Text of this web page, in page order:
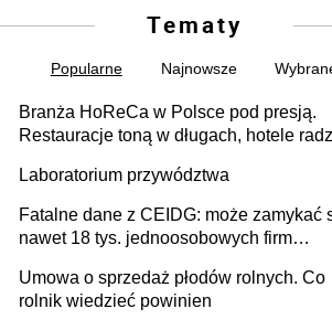
Tematy
Popularne Najnowsze
Branża HoReCa w Polsce pod presją.
Restauracje toną w długach, hotele
Laboratorium przywództwa
Fatalne dane z CEIDG: może zamykać
nawet 18 tys. jednoosobowych firm
Umowa o sprzedaż płodów rolnych. Co
rolnik wiedzieć powinien